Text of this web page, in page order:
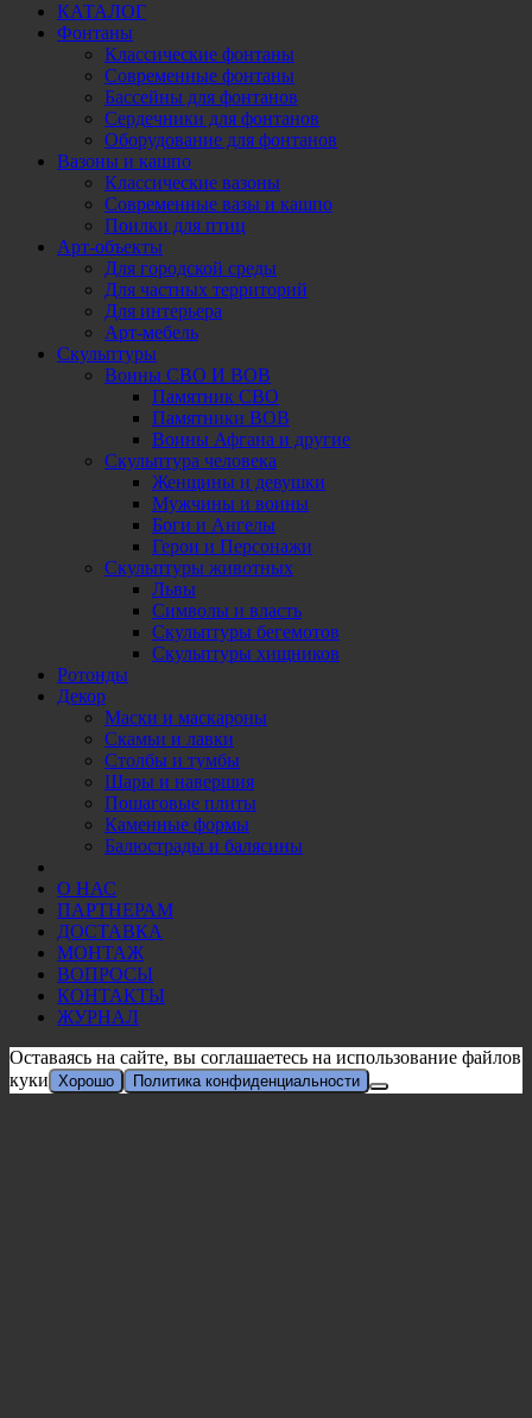
КАТАЛОГ
Фонтаны
Классические фонтаны
Современные фонтаны
Бассейны для фонтанов
Сердечники для фонтанов
Оборудование для фонтанов
Вазоны и кашпо
Классические вазоны
Современные вазы и кашпо
Поилки для птиц
Арт-объекты
Для городской среды
Для частных территорий
Для интерьера
Арт-мебель
Скульптуры
Воины СВО И ВОВ
Памятник СВО
Памятники ВОВ
Воины Афгана и другие
Скульптура человека
Женщины и девушки
Мужчины и воины
Боги и Ангелы
Герои и Персонажи
Скульптуры животных
Львы
Символы и власть
Скульптуры бегемотов
Скульптуры хищников
Ротонды
Декор
Маски и маскароны
Скамьи и лавки
Столбы и тумбы
Шары и навершия
Пошаговые плиты
Каменные формы
Балюстрады и балясины
О НАС
ПАРТНЕРАМ
ДОСТАВКА
МОНТАЖ
ВОПРОСЫ
КОНТАКТЫ
ЖУРНАЛ
Оставаясь на сайте, вы соглашаетесь на использование файлов
куки Хорошо Политика конфиденциальности